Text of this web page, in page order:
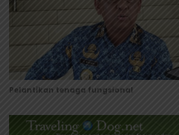
Pelantikan tenaga fungsional